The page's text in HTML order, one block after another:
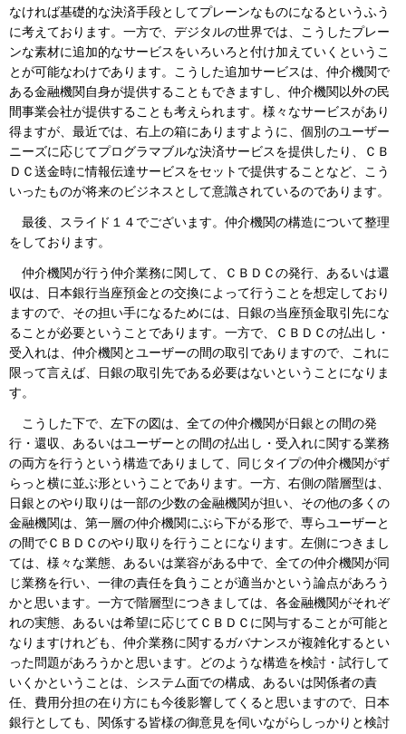
なければ基礎的な決済手段としてプレーンなものになるというふう
に考えております。一方で、デジタルの世界では、こうしたプレー
ンな素材に追加的なサービスをいろいろと付け加えていくというこ
とが可能なわけであります。こうした追加サービスは、仲介機関で
ある金融機関自身が提供することもできますし、仲介機関以外の民
間事業会社が提供することも考えられます。様々なサービスがあり
得ますが、最近では、右上の箱にありますように、個別のユーザー
ニーズに応じてプログラマブルな決済サービスを提供したり、ＣＢ
ＤＣ送金時に情報伝達サービスをセットで提供することなど、こう
いったものが将来のビジネスとして意識されているのであります。
最後、スライド１４でございます。仲介機関の構造について整理
をしております。
仲介機関が行う仲介業務に関して、ＣＢＤＣの発行、あるいは還
収は、日本銀行当座預金との交換によって行うことを想定しており
ますので、その担い手になるためには、日銀の当座預金取引先にな
ることが必要ということであります。一方で、ＣＢＤＣの払出し・
受入れは、仲介機関とユーザーの間の取引でありますので、これに
限って言えば、日銀の取引先である必要はないということになりま
す。
こうした下で、左下の図は、全ての仲介機関が日銀との間の発
行・還収、あるいはユーザーとの間の払出し・受入れに関する業務
の両方を行うという構造でありまして、同じタイプの仲介機関がず
らっと横に並ぶ形ということであります。一方、右側の階層型は、
日銀とのやり取りは一部の少数の金融機関が担い、その他の多くの
金融機関は、第一層の仲介機関にぶら下がる形で、専らユーザーと
の間でＣＢＤＣのやり取りを行うことになります。左側につきまし
ては、様々な業態、あるいは業容がある中で、全ての仲介機関が同
じ業務を行い、一律の責任を負うことが適当かという論点があろう
かと思います。一方で階層型につきましては、各金融機関がそれぞ
れの実態、あるいは希望に応じてＣＢＤＣに関与することが可能と
なりますけれども、仲介業務に関するガバナンスが複雑化するとい
った問題があろうかと思います。どのような構造を検討・試行して
いくかということは、システム面での構成、あるいは関係者の責
任、費用分担の在り方にも今後影響してくると思いますので、日本
銀行としても、関係する皆様の御意見を伺いながらしっかりと検討